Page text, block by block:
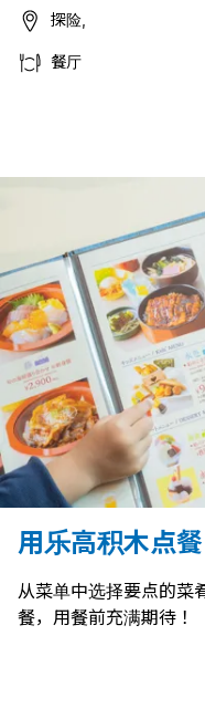
探险,
餐厅
用乐高积木点餐
从菜单中选择要点的菜
餐，用餐前充满期待！